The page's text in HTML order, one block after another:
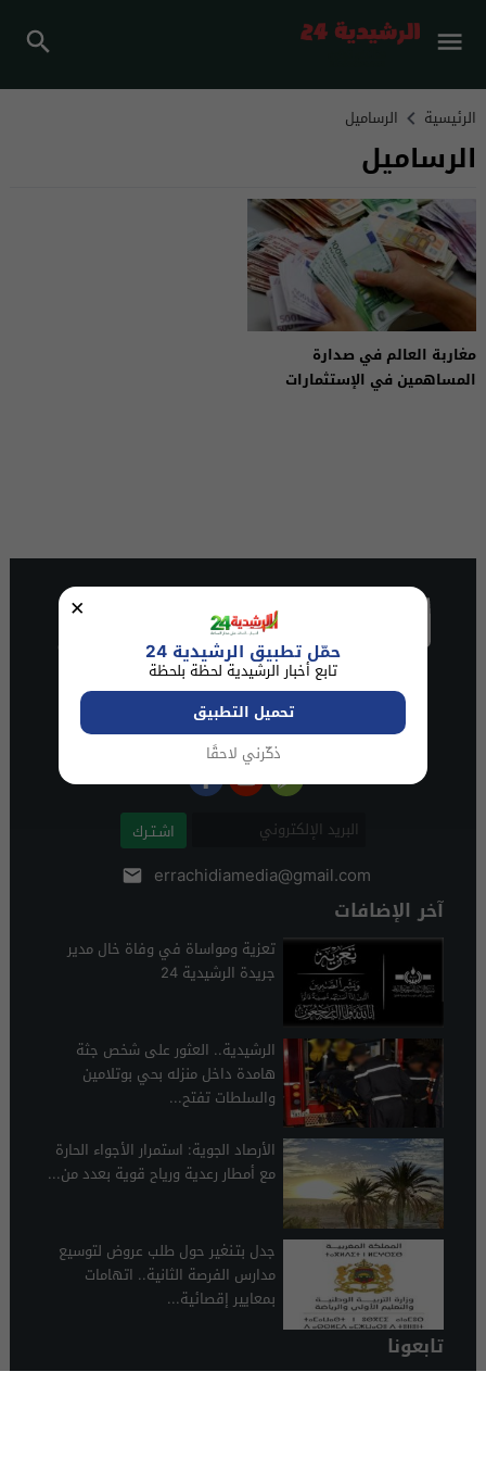
الرئيسية الرساميل
الرساميل
مغاربة العالم في صدارة
المساهمين في الإستثمارات
اشـتـرك
errachidiamedia@gmail.com
آخر الإضافات
تعزية ومواساة في وفاة خال مدير
جريدة الرشيدية 24
الرشيدية.. العثور على شخص جثة
هامدة داخل منزله بحي بوتلامين
والسلطات تفتح...
الأرصاد الجوية: استمرار الأجواء الحارة
مع أمطار رعدية ورياح قوية بعدد من...
جدل بتـنغير حول طلب عروض لتوسيع
مدارس الفرصة الثانية.. اتهامات
بمعايير إقصائية...
تابعونا
×
حمّل تطبيق الرشيدية 24
تابع أخبار الرشيدية لحظة بلحظة
تحميل التطبيق
ذكّرني لاحقًا